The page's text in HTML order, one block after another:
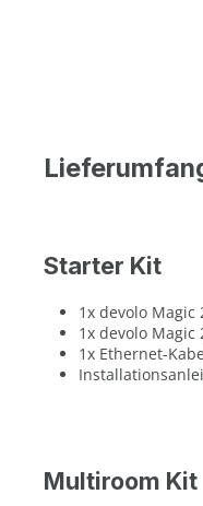
Starter Kit
1x devolo Magic
1x devolo Magic
1x Ethernet-
Multiroom Kit